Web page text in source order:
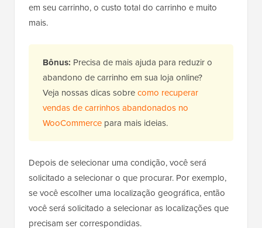
em seu carrinho, o custo total do carrinho e muito
mais.
Bônus: Precisa de mais ajuda para reduzir o
abandono de carrinho em sua loja online?
Veja nossas dicas sobrecomo recuperar
vendas de carrinhos abandonados no
WooCommerce para mais ideias.
Depois de selecionar uma condição, você será
solicitado a selecionar o que procurar. Por exemplo,
se você escolher uma localização geográfica, então
você será solicitado a selecionar as localizações que
precisam ser correspondidas.